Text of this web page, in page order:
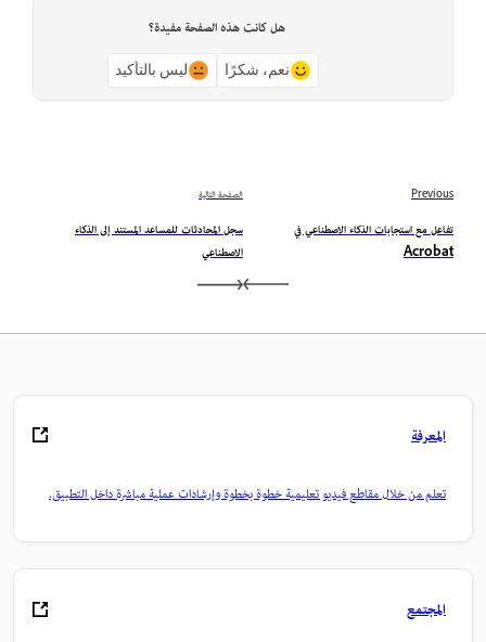
هل كانت هذه الصفحة مفيدة؟
نعم، شكرًا ليس بالتأكيد
Previous
تفاعل مع استجابات الذكاء الاصطناعي في
Acrobat
الصفحة التالية
سجل المحادثات للمساعد المستند إلى الذكاء
الاصطناعي
المعرفة
تعلم من خلال مقاطع فيديو تعليمية خطوة بخطوة وإرشادات عملية مباشرة داخل التطبيق.
المجتمع